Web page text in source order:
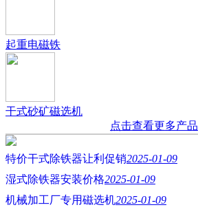
起重电磁铁
干式砂矿磁选机
点击查看更多产品
特价干式除铁器让利促销2025-01-09
湿式除铁器安装价格2025-01-09
机械加工厂专用磁选机2025-01-09